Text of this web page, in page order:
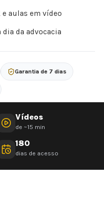
aulas em vídeo
dia da advocacia
Garantia de 7 dias
Vídeos
de ~15 min
180
dias de acesso